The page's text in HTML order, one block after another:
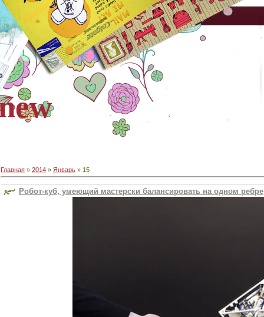
new
Главная » 2014 » Январь » 15
Робот-куб, умеющий мастерски балансировать на одном ребре